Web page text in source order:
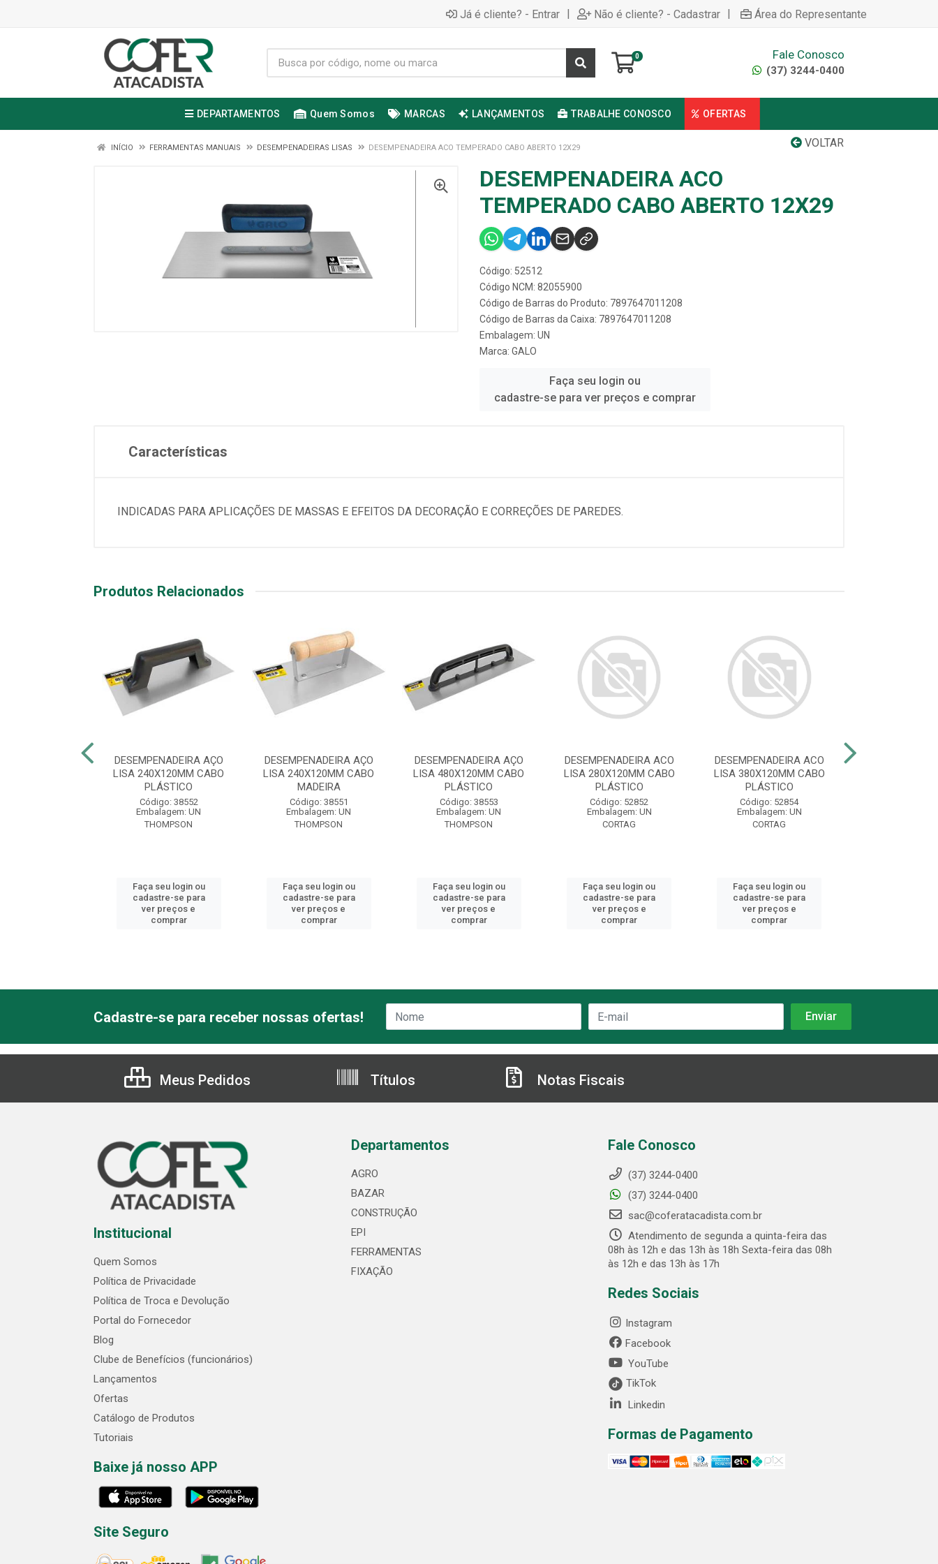
Já é cliente? - Entrar | Não é cliente? - Cadastrar | Área do Representante
0 Fale Conosco
(37) 3244-0400
DEPARTAMENTOS Quem Somos MARCAS LANÇAMENTOS TRABALHE CONOSCO OFERTAS
VOLTAR
INÍCIO FERRAMENTAS MANUAIS DESEMPENADEIRAS LISAS DESEMPENADEIRA ACO TEMPERADO CABO ABERTO 12X29
DESEMPENADEIRA ACO
TEMPERADO CABO ABERTO 12X29
Código: 52512
Código NCM: 82055900
Código de Barras do Produto: 7897647011208
Código de Barras da Caixa: 7897647011208
Embalagem: UN
Marca: GALO
Faça seu login ou
cadastre-se para ver preços e comprar
Características
INDICADAS PARA APLICAÇÕES DE MASSAS E EFEITOS DA DECORAÇÃO E CORREÇÕES DE PAREDES.
Produtos Relacionados
DESEMPENADEIRA AÇO
LISA 240X120MM CABO
PLÁSTICO
Código: 38552
Embalagem: UN
THOMPSON
Faça seu login ou
cadastre-se para
ver preços e
comprar
DESEMPENADEIRA AÇO
LISA 240X120MM CABO
MADEIRA
Código: 38551
Embalagem: UN
THOMPSON
Faça seu login ou
cadastre-se para
ver preços e
comprar
DESEMPENADEIRA AÇO
LISA 480X120MM CABO
PLÁSTICO
Código: 38553
Embalagem: UN
THOMPSON
Faça seu login ou
cadastre-se para
ver preços e
comprar
DESEMPENADEIRA ACO
LISA 280X120MM CABO
PLÁSTICO
Código: 52852
Embalagem: UN
CORTAG
Faça seu login ou
cadastre-se para
ver preços e
comprar
DESEMPENADEIRA ACO
LISA 380X120MM CABO
PLÁSTICO
Código: 52854
Embalagem: UN
CORTAG
Faça seu login ou
cadastre-se para
ver preços e
comprar
Cadastre-se para receber nossas ofertas!
Meus Pedidos Títulos Notas Fiscais
Institucional
Quem Somos
Política de Privacidade
Política de Troca e Devolução
Portal do Fornecedor
Blog
Clube de Benefícios (funcionários)
Lançamentos
Ofertas
Catálogo de Produtos
Tutoriais
Baixe já nosso APP
Site Seguro
Departamentos
AGRO
BAZAR
CONSTRUÇÃO
EPI
FERRAMENTAS
FIXAÇÃO
Fale Conosco
(37) 3244-0400
(37) 3244-0400
sac@coferatacadista.com.br
Atendimento de segunda a quinta-feira das
08h às 12h e das 13h às 18h Sexta-feira das 08h
às 12h e das 13h às 17h
Redes Sociais
Instagram
Facebook
YouTube
TikTok
Linkedin
Formas de Pagamento